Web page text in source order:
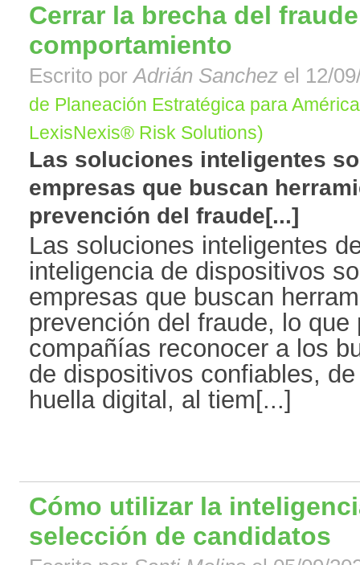
Cerrar la brecha del
comportamiento
Escrito porAdrián Sanchez el 12/
de Planeación Estratégica para
LexisNexis® Risk Solutions)
Las soluciones inteligentes
empresas que buscan
prevención del fraude[...]
Las soluciones inteligentes
inteligencia de dispositivos
empresas que buscan
prevención del fraude, lo que
compañías reconocer a los
de dispositivos confiables,
huella digital, al tiem[...]
Cómo utilizar la
selección de candidatos